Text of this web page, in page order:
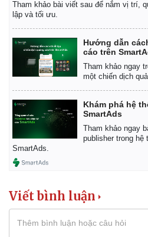
Pháp luật
Tin nóng
Tư vấn luật
Tham khảo bài viết sau để nắm vị trí,
lập và tối ưu.
Hướng dẫn
cáo trên
Tham khảo ngay
một chiến dịch
Khám phá hệ
SmartAds
Tham khảo ngay
publisher trong hệ
SmartAds.
Viết bình luận